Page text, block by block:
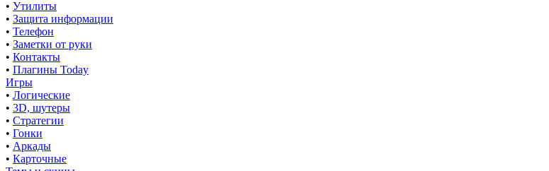
• Утилиты
• Защита информации
• Телефон
• Заметки от руки
• Контакты
• Плагины Today
Игры
• Логические
• 3D, шутеры
• Стратегии
• Гонки
• Аркады
• Карточные